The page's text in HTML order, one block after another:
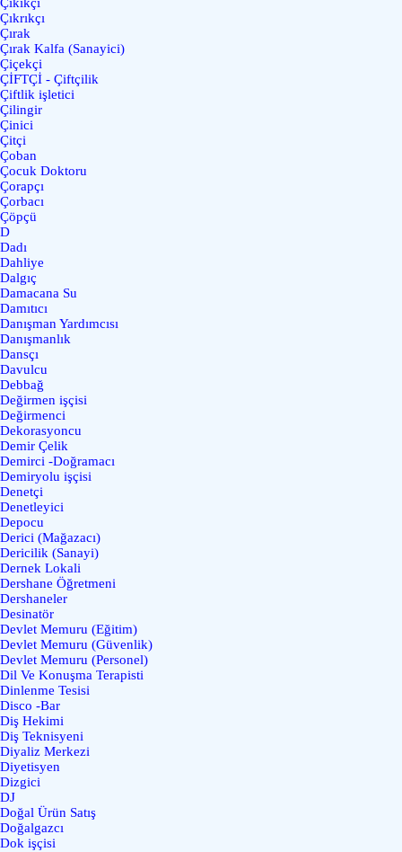
Çıkrıkçı
Çırak
Çırak Kalfa (Sanayici)
Çiçekçi
ÇİFTÇİ - Çiftçilik
Çiftlik işletici
Çilingir
Çinici
Çitçi
Çoban
Çocuk Doktoru
Çorapçı
Çorbacı
Çöpçü
D
Dadı
Dahliye
Dalgıç
Damacana Su
Damıtıcı
Danışman Yardımcısı
Danışmanlık
Dansçı
Davulcu
Debbağ
Değirmen işçisi
Değirmenci
Dekorasyoncu
Demir Çelik
Demirci -Doğramacı
Demiryolu işçisi
Denetçi
Denetleyici
Depocu
Derici (Mağazacı)
Dericilik (Sanayi)
Dernek Lokali
Dershane Öğretmeni
Dershaneler
Desinatör
Devlet Memuru (Eğitim)
Devlet Memuru (Güvenlik)
Devlet Memuru (Personel)
Dil Ve Konuşma Terapisti
Dinlenme Tesisi
Disco -Bar
Diş Hekimi
Diş Teknisyeni
Diyaliz Merkezi
Diyetisyen
Dizgici
DJ
Doğal Ürün Satış
Doğalgazcı
Dok işçisi